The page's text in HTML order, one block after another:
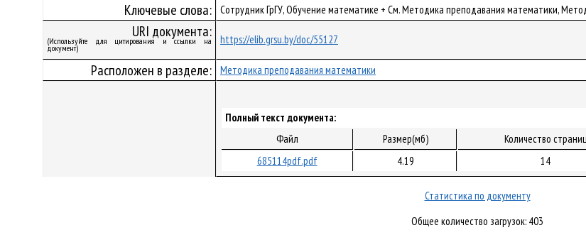
Ключевые слова: Сотрудник ГрГУ, Обучение математике + См. Методика преподавания математики,
URI документа:
(Используйте для цитирования и ссылки на
документ)
https://elib.grsu.by/doc/55127
Расположен в разделе: Методика преподавания математики
Полный текст документа:
Файл
Размер(мб) Количество
685114pdf.pdf
4.19 14
Статистика по документу
Общее количество загрузок: 403